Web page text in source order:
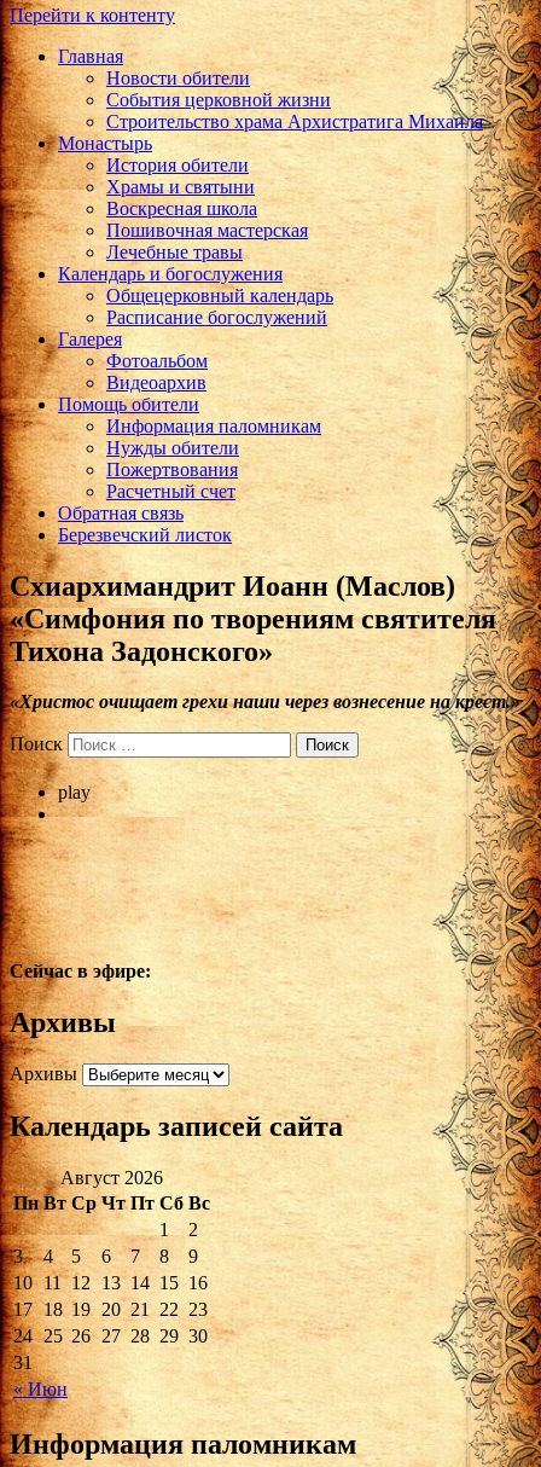
Перейти к контенту
Главная
Новости обители
События церковной жизни
Строительство храма Архистратига Михаила
Монастырь
История обители
Храмы и святыни
Воскресная школа
Пошивочная мастерская
Лечебные травы
Календарь и богослужения
Общецерковный календарь
Расписание богослужений
Галерея
Фотоальбом
Видеоархив
Помощь обители
Информация паломникам
Нужды обители
Пожертвования
Расчетный счет
Обратная связь
Березвечский листок
Cхиархимандрит Иоанн (Маслов)
«Симфония по творениям святителя
Тихона Задонского»
«Христос очищает грехи наши через вознесение на крест.»
Поиск
play
Сейчас в эфире:
Архивы
Архивы
Календарь записей сайта
Август 2026
Пн Вт Ср Чт Пт Сб Вс
« Июн
1
2
3
4 5 6 7 8
9
10 11 12 13 14 15 16
17 18 19 20 21 22 23
24 25 26 27 28 29 30
31
Информация паломникам